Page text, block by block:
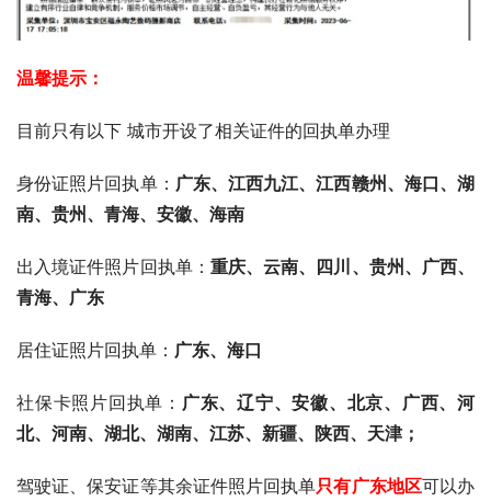
温馨提示：
目前只有以下 城市开设了相关证件的回执单办理
身份证照片回执单： 广东、 江西九江、江西赣州、海口、湖
南、贵州、青海、安徽、海南
出入境证件照片回执单： 重庆、云南、四川、贵州、广西、
青海、广东
居住证照片回执单： 广东、海口
社保卡照片回执单： 广东、辽宁、安徽、北京、广西、河
北、河南、湖北、湖南、江苏、新疆、陕西、天津；
驾驶证、保安证等其余证件照片回执单只有广东地区可以办